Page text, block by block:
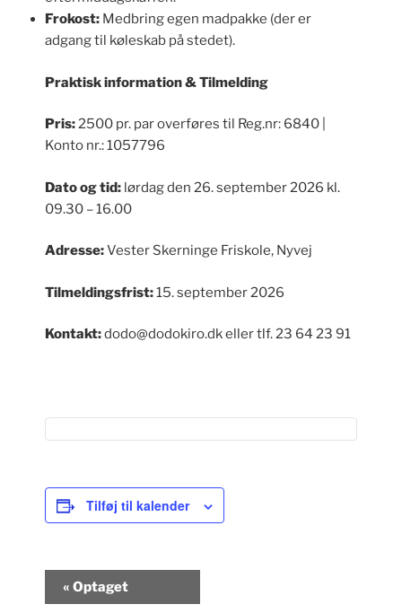
Frokost: Medbring egen madpakke (der er
adgang til køleskab på stedet).
Praktisk information & Tilmelding
Pris:2500 pr. par overføres til Reg.nr: 6840 |
Konto nr.: 1057796
Dato og tid: lørdag den 26. september 2026 kl.
09.30 – 16.00
Adresse:Vester Skerninge Friskole, Nyvej
Tilmeldingsfrist:15. september 2026
Kontakt:dodo@dodokiro.dk eller tlf. 23 64 23 91
Tilføj til kalender
e
« Optaget